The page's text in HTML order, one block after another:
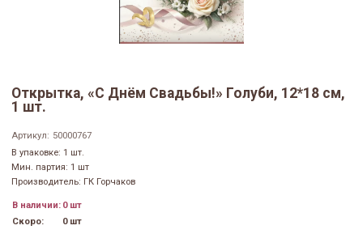
Открытка, «С Днём Свадьбы!» Голуби, 12*18 см,
1 шт.
Артикул: 50000767
В упаковке: 1 шт.
Мин. партия: 1 шт
Производитель: ГК Горчаков
В наличии: 0 шт
Скоро:
0 шт